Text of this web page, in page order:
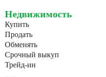
Недвижимость
Купить
Продать
Обменять
Срочный выкуп
Трейд-ин